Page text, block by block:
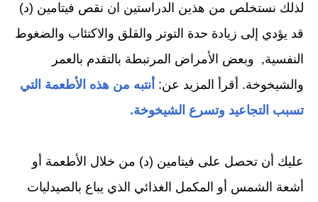
لذلك نستخلص من هذين الدراستين ان نقص فيتامين (د)
قد يؤدي إلى زيادة حدة التوتر والقلق والاكتئاب والضغوط
النفسية, وبعض الأمراض المرتبطة بالتقدم بالعمر
والشيخوخة. أقرأ المزيد عن: أنتبه من هذه الأطعمة التي
تسبب التجاعيد وتسرع الشيخوخة.
عليك أن تحصل على فيتامين (د) من خلال الأطعمة أو
أشعة الشمس أو المكمل الغذائي الذي يباع بالصيدليات